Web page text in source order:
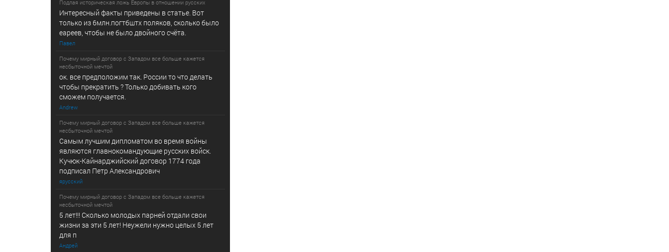
Подлая историческая ложь Европы в отношении русских
Интересный факты приведены в статье. Вот
только из 6млн.погтбштх поляков, сколько было
еареев, чтобы не было двойного счёта.
Павел
Почему мирный договор с Западом все больше кажется
несбыточной мечтой
ок. все предположим так. России то что делать
чтобы прекратить ? Только добивать кого
сможем получается.
Andrew
Почему мирный договор с Западом все больше кажется
несбыточной мечтой
Самым лучшим дипломатом во время войны
являются главнокомандующие русских войск.
Кучюк-Кайнарджийский договор 1774 года
подписал Петр Александрович
ярусский
Почему мирный договор с Западом все больше кажется
несбыточной мечтой
5 лет!!! Сколько молодых парней отдали свои
жизни за эти 5 лет! Неужели нужно целых 5 лет
для п
Андрей